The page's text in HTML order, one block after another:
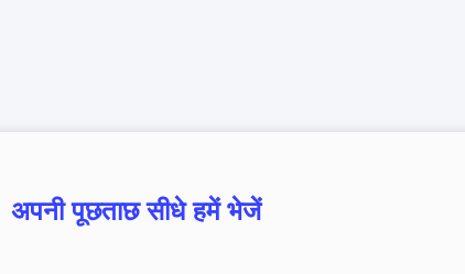
अपनी पूछताछ सीधे हमें भेजें